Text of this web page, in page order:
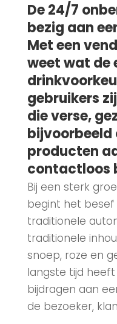
De 24/7
bezig aan
Met een
weet wat de
gebruikers
die verse,
bijvoorbeeld
producten
contactloos
Bij een sterk
begint het
traditionele
traditionele
snoep, roze en
langste tijd heeft
bijdragen aan
de bezoeker,